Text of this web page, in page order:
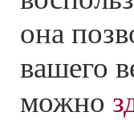
она
вашего
можно